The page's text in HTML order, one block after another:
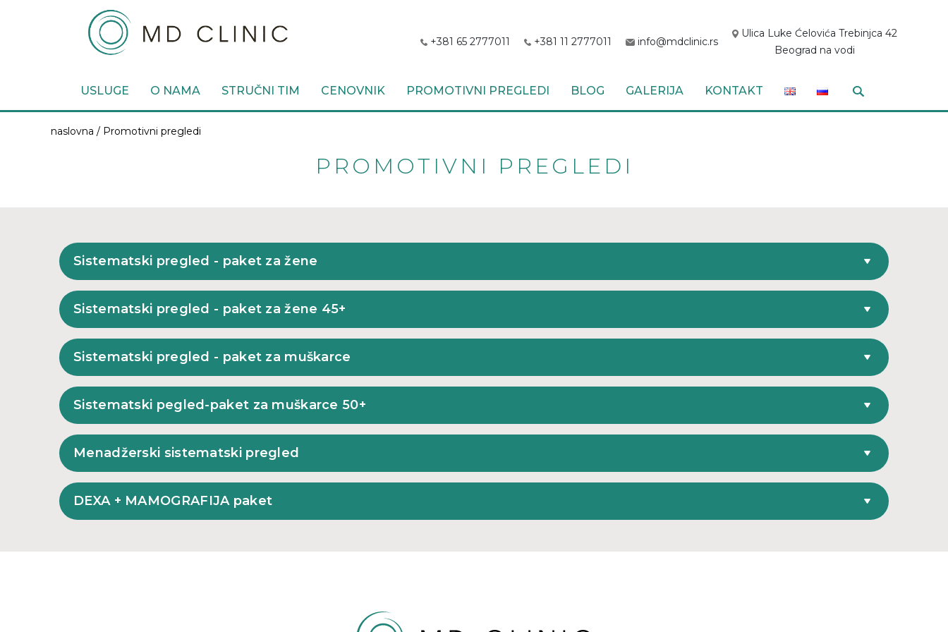
+381 65 2777011 +381 11 2777011 info@mdclinic.rs
Ulica Luke Ćelovića Trebinjca 42
Beograd na vodi
USLUGE O NAMA STRUČNI TIM CENOVNIK PROMOTIVNI PREGLEDI BLOG GALERIJA KONTAKT
naslovna / Promotivni pregledi
PROMOTIVNI PREGLEDI
Sistematski pregled - paket za žene
Sistematski pregled - paket za žene 45+
Sistematski pregled - paket za muškarce
Sistematski pegled-paket za muškarce 50+
Menadžerski sistematski pregled
DEXA + MAMOGRAFIJA paket